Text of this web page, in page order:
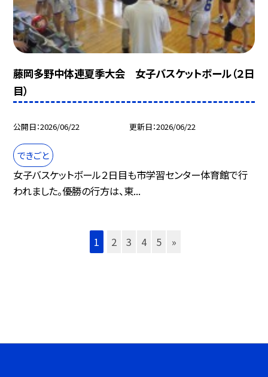
藤岡多野中体連夏季大会 女子バスケットボール（２日
目）
公開日 2026/06/22 更新日 2026/06/22
できごと
女子バスケットボール２日目も市学習センター体育館で行
われました。優勝の行方は、東...
1 2 3 4 5 »